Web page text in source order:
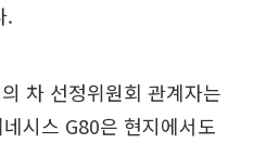
.
차 선정위원회 관계자는
시스 G80은 현지에서도